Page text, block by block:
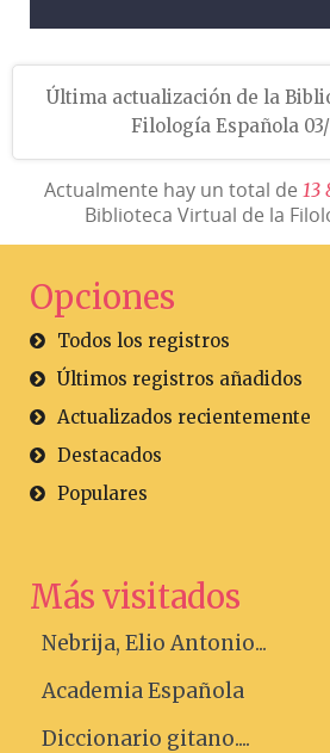
Última actualización de la
Filología Española
Actualmente hay un total de 13
Biblioteca Virtual de la
Opciones
Todos los registros
Últimos registros añadidos
Actualizados recientemente
Destacados
Populares
Más visitados
Nebrija, Elio Antonio...
Academia Española
Diccionario gitano....